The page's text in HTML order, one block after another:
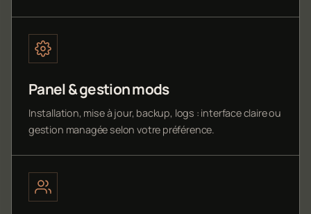
Panel & gestion mods
Installation, mise à jour, backup, logs : interface claire ou
gestion managée selon votre préférence.